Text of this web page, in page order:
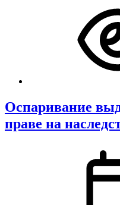
Оспаривание
праве на